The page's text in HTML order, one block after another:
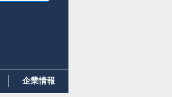
企業情報